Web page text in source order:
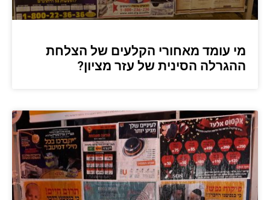
מי עומד מאחורי הקלעים של הצלחת
ההגרלה הסינית של עזר מציון?